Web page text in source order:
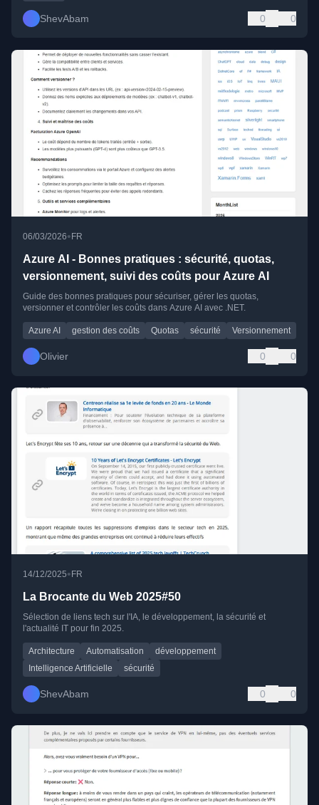
ShevAbam 0 0
06/03/2026• FR
Azure AI - Bonnes pratiques : sécurité, quotas,
versionnement, suivi des coûts pour Azure AI
Guide des bonnes pratiques pour sécuriser, gérer les quotas,
versionner et contrôler les coûts dans Azure AI avec .NET.
Azure AI gestion des coûts Quotas sécurité Versionnement
Olivier 0 0
14/12/2025• FR
La Brocante du Web 2025#50
Sélection de liens tech sur l'IA, le développement, la sécurité et
l'actualité IT pour fin 2025.
Architecture Automatisation
développement
Intelligence Artificielle
sécurité
ShevAbam 0 0